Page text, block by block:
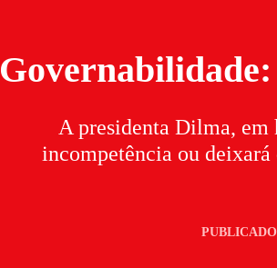
A presidenta Dilma, em
incompetência ou deixará
PUBLICADO